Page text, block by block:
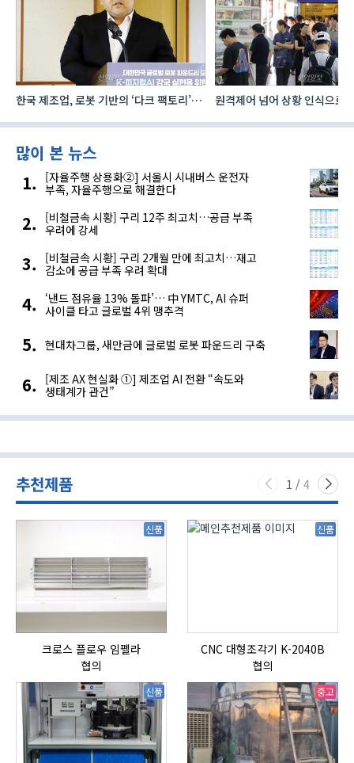
한국 제조업, 로봇 기반의 ‘다크 팩토리’로
원격제어 넘어 상황 인식으로,
많이 본 뉴스
[자율주행 상용화②] 서울시 시내버스 운전자
부족, 자율주행으로 해결한다
[비철금속 시황] 구리 12주 최고치…공급 부족
우려에 강세
[비철금속 시황] 구리 2개월 만에 최고치…재고
감소에 공급 부족 우려 확대
‘낸드 점유율 13% 돌파’… 中 YMTC, AI 슈퍼
사이클 타고 글로벌 4위 맹추격
현대차그룹, 새만금에 글로벌 로봇 파운드리 구축
[제조 AX 현실화 ①] 제조업 AI 전환 “속도와
생태계가 관건”
추천제품 1 / 4
신품
크로스 플로우 임펠라
협의
신품
CNC 대형조각기 K-2040B
협의
신품 중고